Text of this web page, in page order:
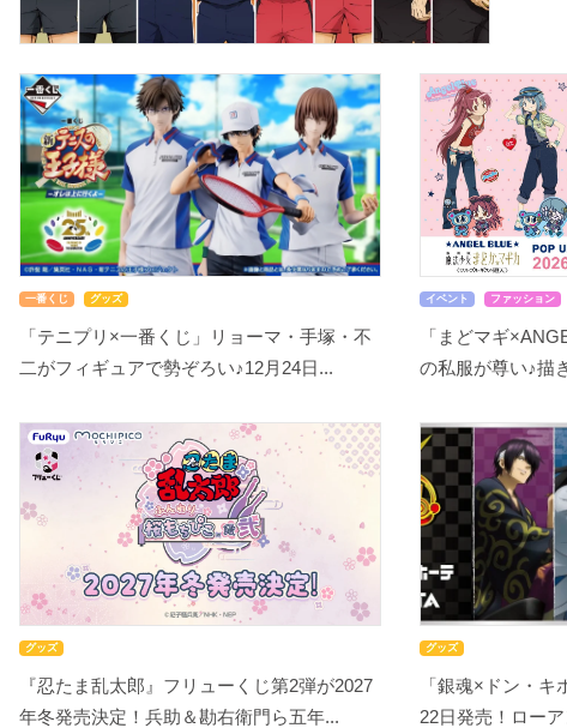
一番くじ グッズ
「テニプリ×一番くじ」リョーマ・手塚・不
二がフィギュアで勢ぞろい♪12月24日...
イベント ファッション
「まどマギ
の私服が尊い♪描
グッズ
『忍たま乱太郎』フリューくじ第2弾が2027
年冬発売決定！兵助＆勘右衛門ら五年...
グッズ
「銀魂×ドン・キ
22日発売！ロー